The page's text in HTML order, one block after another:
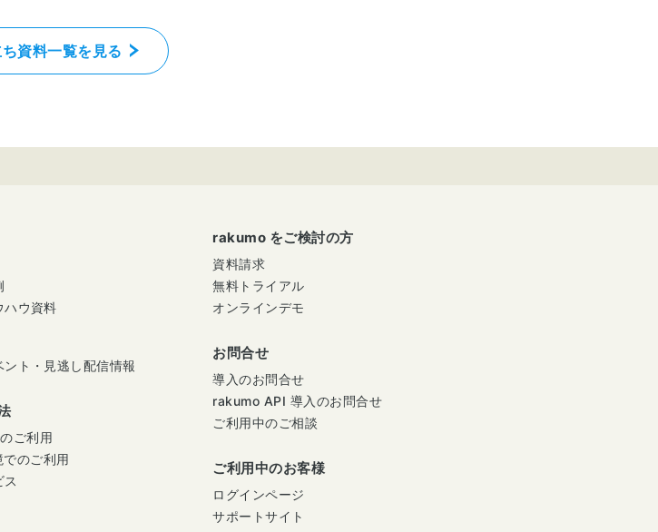
資料一覧を見る
ハウ資料
ント・見逃し配信情報
ご利用
のご利用
ス
rakumo をご検討の方
資料請求
無料トライアル
オンラインデモ
お問合せ
導入のお問合せ
rakumo API 導入のお問合せ
ご利用中のご相談
ご利用中のお客様
ログインページ
サポートサイト